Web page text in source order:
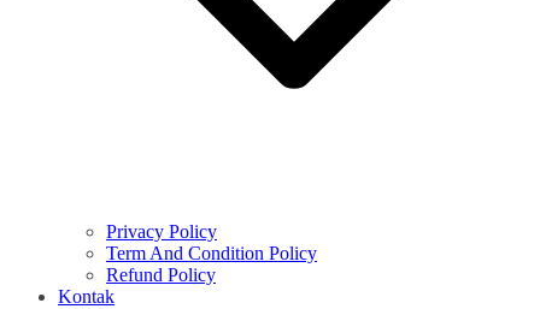
Privacy Policy
Term And Condition Policy
Refund Policy
Kontak